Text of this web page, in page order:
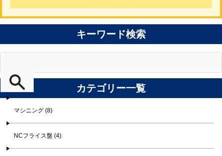
キーワード検索
カテゴリー一覧
マシニング (8)
NCフライス盤 (4)